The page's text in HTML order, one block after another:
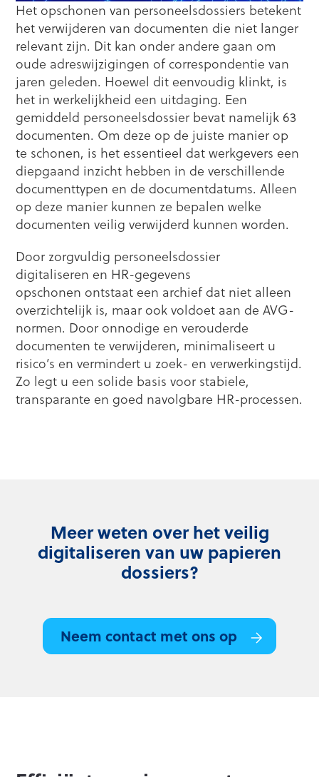
Het opschonen van personeelsdossiers betekent
het verwijderen van documenten die niet langer
relevant zijn. Dit kan onder andere gaan om
oude adreswijzigingen of correspondentie van
jaren geleden. Hoewel dit eenvoudig klinkt, is
het in werkelijkheid een uitdaging. Een
gemiddeld personeelsdossier bevat namelijk 63
documenten. Om deze op de juiste manier op
te schonen, is het essentieel dat werkgevers een
diepgaand inzicht hebben in de verschillende
documenttypen en de documentdatums. Alleen
op deze manier kunnen ze bepalen welke
documenten veilig verwijderd kunnen worden.
Door zorgvuldig personeelsdossier
digitaliseren en HR-gegevens
opschonen ontstaat een archief dat niet alleen
overzichtelijk is, maar ook voldoet aan de AVG-
normen. Door onnodige en verouderde
documenten te verwijderen, minimaliseert u
risico’s en vermindert u zoek- en verwerkingstijd.
Zo legt u een solide basis voor stabiele,
transparante en goed navolgbare HR-processen.
Meer weten over het veilig
digitaliseren van uw papieren
dossiers?
Neem contact met ons op